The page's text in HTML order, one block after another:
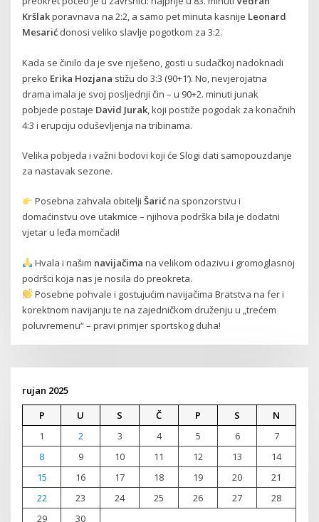
Kršlakporavnava na 2:2, a samo pet minuta kasnije Leonard
Mesarić donosi veliko slavlje pogotkom za 3:2.
Kada se činilo da je sve riješeno, gosti u sudačkoj nadoknadi
preko Erika Hozjana stižu do 3:3 (90+1’). No, nevjerojatna
drama imala je svoj posljednji čin – u 90+2. minuti junak
pobjede postaje David Jurak, koji postiže pogodak za konačnih
4:3 i erupciju oduševljenja na tribinama.
Velika pobjeda i važni bodovi koji će Slogi dati samopouzdanje
za nastavak sezone.
Posebna zahvala obiteljiŠarićna sponzorstvu i
domaćinstvu ove utakmice – njihova podrška bila je dodatni
vjetar u leđa momčadi!
Hvala i našim navijačima na velikom odazivu i gromoglasnoj
podršci koja nas je nosila do preokreta.
Posebne pohvale i gostujućim navijačima Bratstva na fer i
korektnom navijanju te na zajedničkom druženju u „trećem
poluvremenu“ – pravi primjer sportskog duha!
rujan 2025
P
U S Č P S
N
1
2 3 4 5 6
7
8
9 10 11 12 13
14
15
16 17 18 19 20
21
22
23 24 25 26 27
28
29
30